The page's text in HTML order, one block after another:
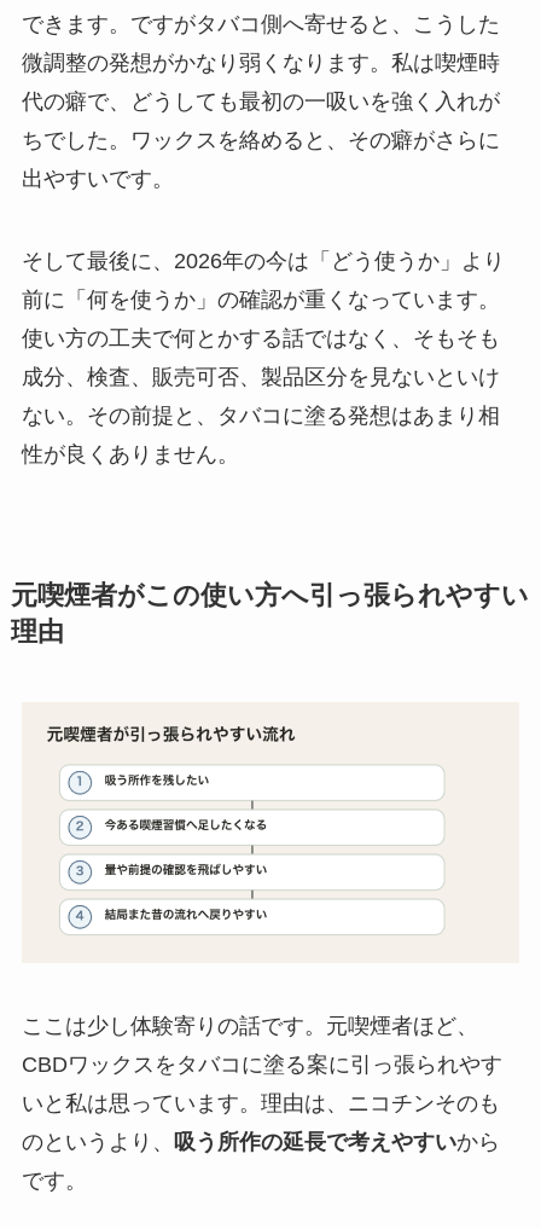
できます。ですがタバコ側へ寄せると、こうした
微調整の発想がかなり弱くなります。私は喫煙時
代の癖で、どうしても最初の一吸いを強く入れが
ちでした。ワックスを絡めると、その癖がさらに
出やすいです。
そして最後に、2026年の今は「どう使うか」より
前に「何を使うか」の確認が重くなっています。
使い方の工夫で何とかする話ではなく、そもそも
成分、検査、販売可否、製品区分を見ないといけ
ない。その前提と、タバコに塗る発想はあまり相
性が良くありません。
元喫煙者がこの使い方へ引っ張られやすい
理由
ここは少し体験寄りの話です。元喫煙者ほど、
CBDワックスをタバコに塗る案に引っ張られやす
いと私は思っています。理由は、ニコチンそのも
のというより、 吸う所作の延長で考えやすいから
です。